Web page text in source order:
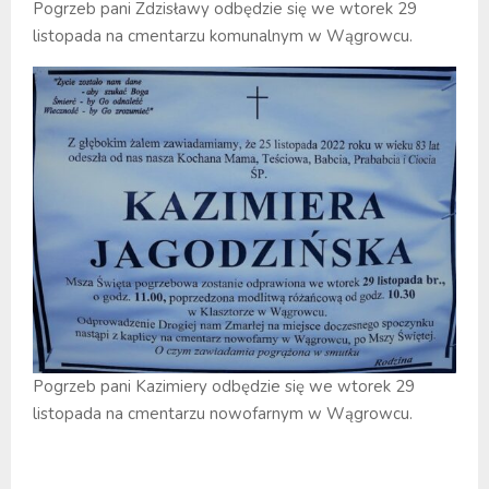
Pogrzeb pani Zdzisławy odbędzie się we wtorek 29
listopada na cmentarzu komunalnym w Wągrowcu.
Pogrzeb pani Kazimiery odbędzie się we wtorek 29
listopada na cmentarzu nowofarnym w Wągrowcu.